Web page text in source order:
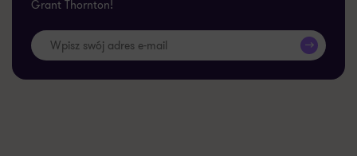
Grant Thornton!
>>